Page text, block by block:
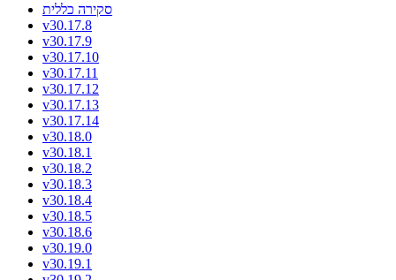
סקירה כללית
v30.17.8
v30.17.9
v30.17.10
v30.17.11
v30.17.12
v30.17.13
v30.17.14
v30.18.0
v30.18.1
v30.18.2
v30.18.3
v30.18.4
v30.18.5
v30.18.6
v30.19.0
v30.19.1